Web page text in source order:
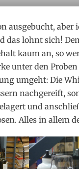
ausgebucht,
das lohnt sich!
kaum an, so
unter den
umgeht: Die
nachgereift,
und
Alles in allem